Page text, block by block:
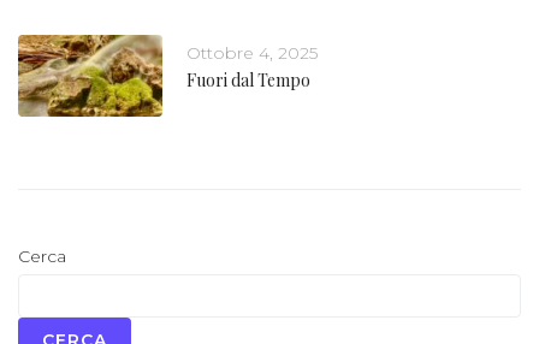
Ottobre 4, 2025
Fuori dal Tempo
Cerca